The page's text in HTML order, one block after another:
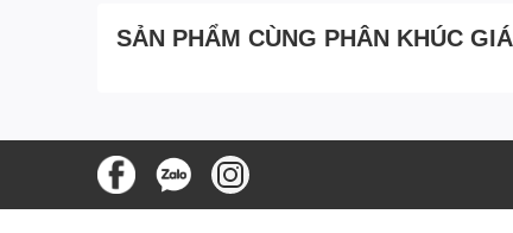
SẢN PHẨM CÙNG PHÂN KHÚC GIÁ